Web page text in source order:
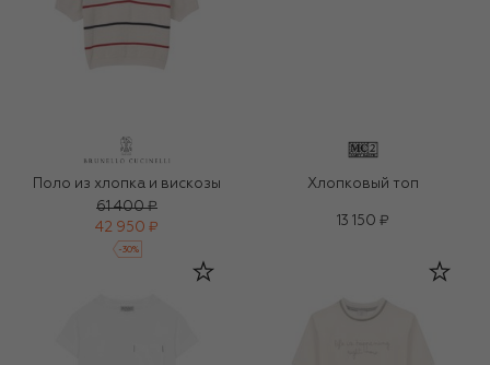
Поло из хлопка и вискозы
61 400 ₽
42 950 ₽
-30%
Хлопковый топ
13 150 ₽